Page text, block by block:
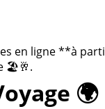
en ligne **à
🏖️🥂.
🌍